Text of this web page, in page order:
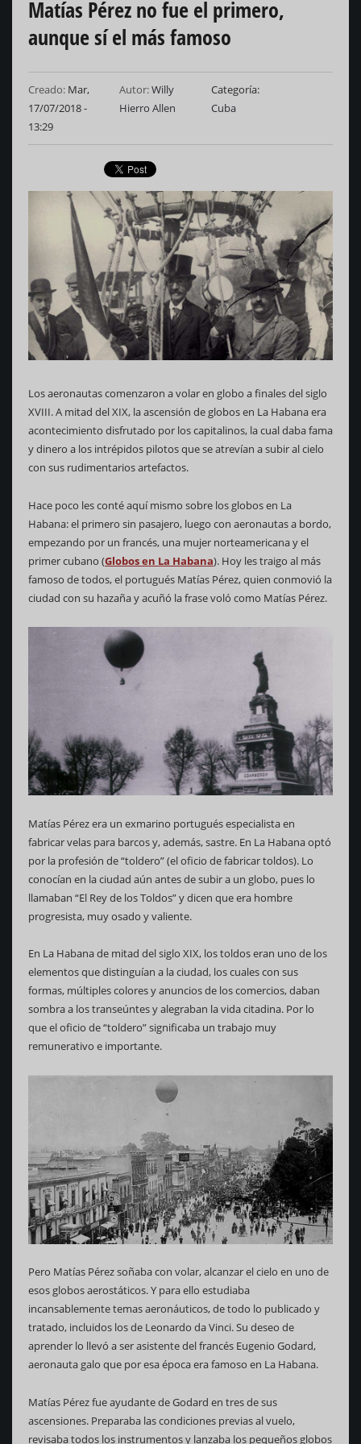
Matías Pérez no fue el primero,
aunque sí el más famoso
Creado: Mar,
17/07/2018 -
13:29
Autor:Willy
Hierro Allen
Categoría
Cuba
Los aeronautas comenzaron a volar en globo a finales del siglo
XVIII. A mitad del XIX, la ascensión de globos en La Habana era
acontecimiento disfrutado por los capitalinos, la cual daba fama
y dinero a los intrépidos pilotos que se atrevían a subir al cielo
con sus rudimentarios artefactos.
Hace poco les conté aquí mismo sobre los globos en La
Habana: el primero sin pasajero, luego con aeronautas a bordo,
empezando por un francés, una mujer norteamericana y el
primer cubano (Globos en La Habana). Hoy les traigo al más
famoso de todos, el portugués Matías Pérez, quien conmovió la
ciudad con su hazaña y acuñó la frase voló como Matías Pérez.
Matías Pérez era un exmarino portugués especialista en
fabricar velas para barcos y, además, sastre. En La Habana optó
por la profesión de “toldero” (el oficio de fabricar toldos). Lo
conocían en la ciudad aún antes de subir a un globo, pues lo
llamaban “El Rey de los Toldos” y dicen que era hombre
progresista, muy osado y valiente.
En La Habana de mitad del siglo XIX, los toldos eran uno de los
elementos que distinguían a la ciudad, los cuales con sus
formas, múltiples colores y anuncios de los comercios, daban
sombra a los transeúntes y alegraban la vida citadina. Por lo
que el oficio de “toldero” significaba un trabajo muy
remunerativo e importante.
Pero Matías Pérez soñaba con volar, alcanzar el cielo en uno de
esos globos aerostáticos. Y para ello estudiaba
incansablemente temas aeronáuticos, de todo lo publicado y
tratado, incluidos los de Leonardo da Vinci. Su deseo de
aprender lo llevó a ser asistente del francés Eugenio Godard,
aeronauta galo que por esa época era famoso en La Habana.
Matías Pérez fue ayudante de Godard en tres de sus
ascensiones. Preparaba las condiciones previas al vuelo,
revisaba todos los instrumentos y lanzaba los pequeños globos